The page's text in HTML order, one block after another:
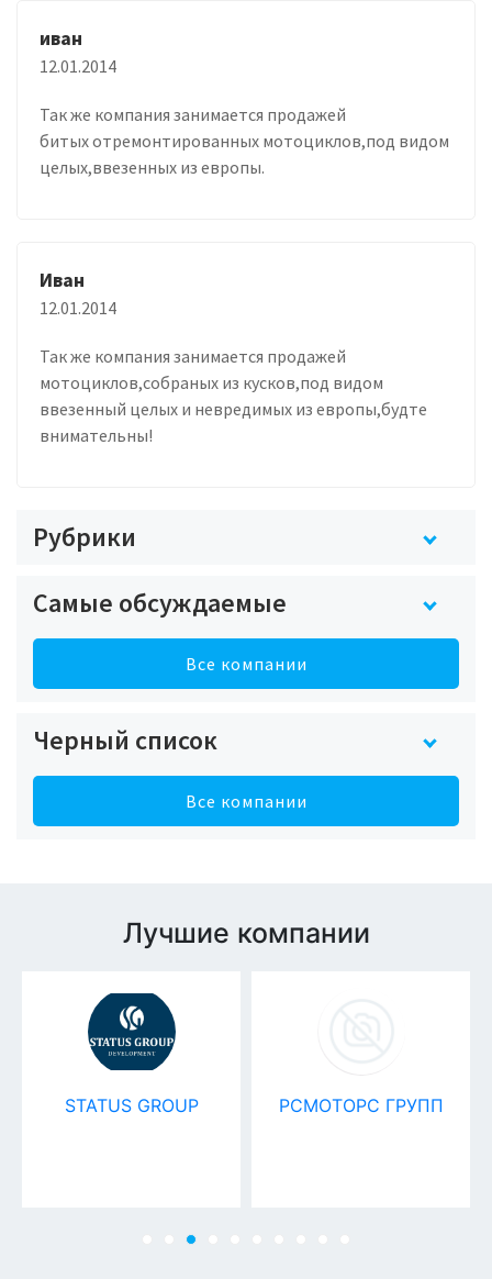
иван
12.01.2014
Так же компания занимается продажей
битых отремонтированных мотоциклов,под видом
целых,ввезенных из европы.
Иван
12.01.2014
Так же компания занимается продажей
мотоциклов,собраных из кусков,под видом
ввезенный целых и невредимых из европы,будте
внимательны!
Рубрики
Самые обсуждаемые
Все компании
Черный список
Все компании
Лучшие компании
GROUP РСМОТОРС ГРУПП kk-